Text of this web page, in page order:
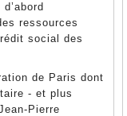
ressources
social des
de Paris dont
- et plus
Pierre